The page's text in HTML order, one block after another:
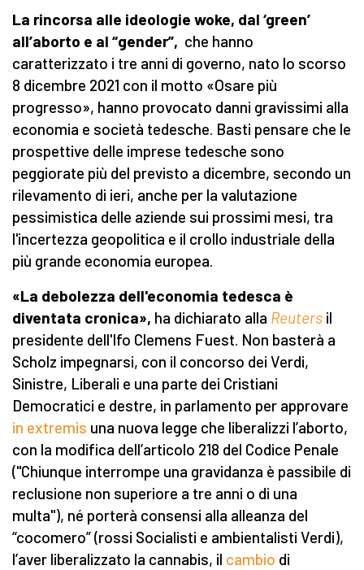
La rincorsa alle ideologie woke, dal ‘green’
all’aborto e al “gender”, che hanno
caratterizzato i tre anni di governo, nato lo scorso
8 dicembre 2021 con il motto «Osare più
progresso», hanno provocato danni gravissimi alla
economia e società tedesche. Basti pensare che le
prospettive delle imprese tedesche sono
peggiorate più del previsto a dicembre, secondo un
rilevamento di ieri, anche per la valutazione
pessimistica delle aziende sui prossimi mesi, tra
l'incertezza geopolitica e il crollo industriale della
più grande economia europea.
«La debolezza dell'economia tedesca è
diventata cronica», ha dichiarato alla Reuters il
presidente dell'Ifo Clemens Fuest. Non basterà a
Scholz impegnarsi, con il concorso dei Verdi,
Sinistre, Liberali e una parte dei Cristiani
Democratici e destre, in parlamento per approvare
in extremis una nuova legge che liberalizzi l’aborto,
con la modifica dell’articolo 218 del Codice Penale
("Chiunque interrompe una gravidanza è passibile di
reclusione non superiore a tre anni o di una
multa"), né porterà consensi alla alleanza del
“cocomero” (rossi Socialisti e ambientalisti Verdi),
l’aver liberalizzato la cannabis, il cambio di